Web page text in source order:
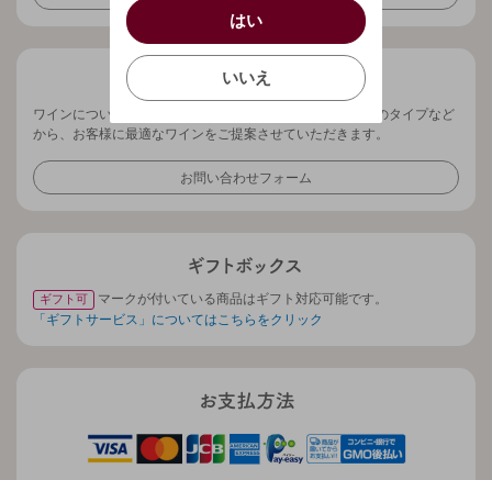
ワインについてお気軽にご相談ください。ご予算、ワインのタイプなど
から、お客様に最適なワインをご提案させていただきます。
お問い合わせフォーム
ギフト可
マークが付いている商品はギフト対応可能です。
「ギフトサービス」についてはこちらをクリック
はい
いいえ
確認する
いいえ